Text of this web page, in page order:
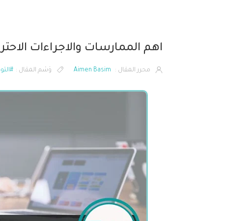
اهم الممارسات والاجراءات
محرر المقال : Aimen Basim وَسْم المقال :